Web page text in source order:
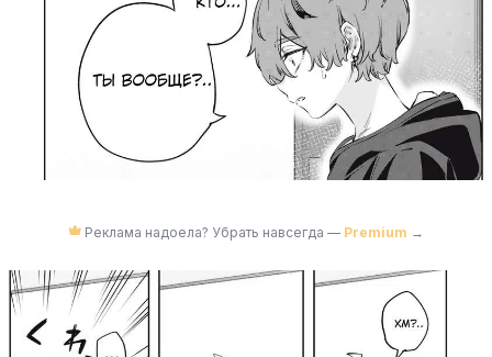
Реклама надоела? Убрать навсегда — Premium →